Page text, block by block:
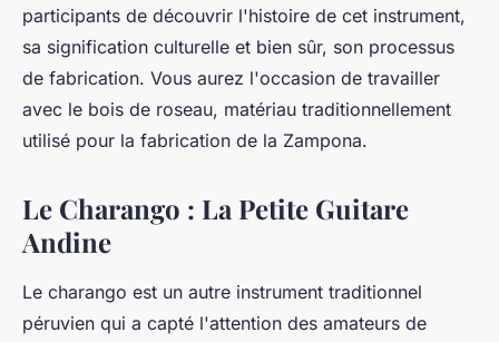
participants de découvrir l'histoire de cet instrument,
sa signification culturelle et bien sûr, son processus
de fabrication. Vous aurez l'occasion de travailler
avec le bois de roseau, matériau traditionnellement
utilisé pour la fabrication de la Zampona.
Le Charango : La Petite Guitare
Andine
Le charango est un autre instrument traditionnel
péruvien qui a capté l'attention des amateurs de